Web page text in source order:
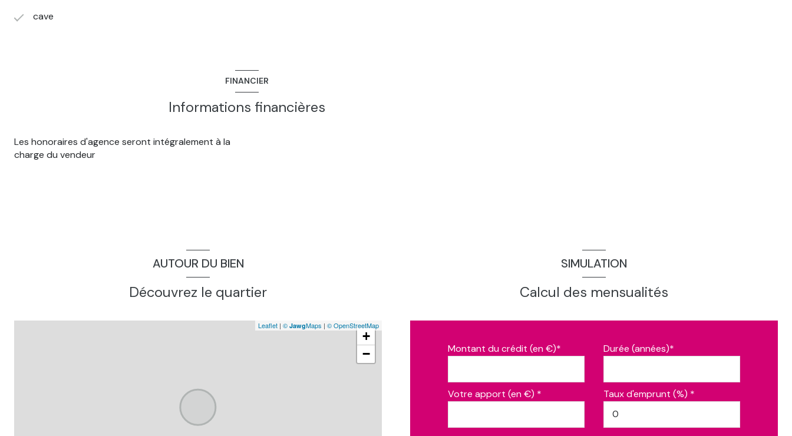
cave
FINANCIER
Informations financières
Les honoraires d'agence seront intégralement à la
charge du vendeur
AUTOUR DU BIEN
Découvrez le quartier
+
−
Leaflet | © JawgMaps | © OpenStreetMap
SIMULATION
Calcul des mensualités
Montant du crédit (en €)* Durée (années)*
Votre apport (en €) * Taux d'emprunt (%) *